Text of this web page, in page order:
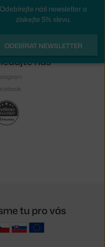
Odebírejte náš newsletter a
získejte 5% slevu.
ODEBÍRAT NEWSLETTER
nás
tu pro vás